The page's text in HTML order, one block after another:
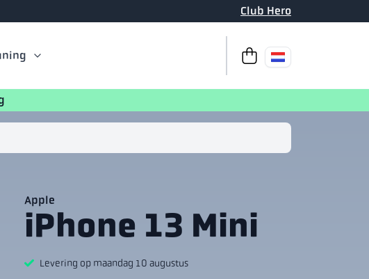
Club Hero
Naar de kassa
Apple
iPhone 13 Mini
Levering op maandag 10 augustus